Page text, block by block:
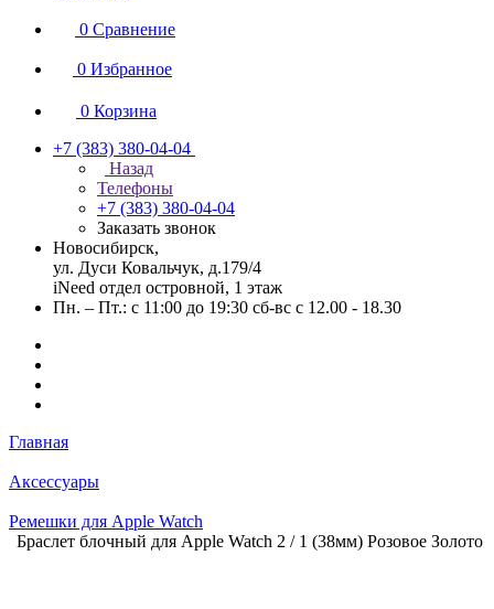
0 Сравнение
0 Избранное
0 Корзина
+7 (383) 380-04-04
Назад
Телефоны
+7 (383) 380-04-04
Заказать звонок
Новосибирск,
ул. Дуси Ковальчук, д.179/4
iNeed отдел островной, 1 этаж
Пн. – Пт.: с 11:00 до 19:30 сб-вс с 12.00 - 18.30
Главная
Аксессуары
Ремешки для Apple Watch
Браслет блочный для Apple Watch 2 / 1 (38мм) Розовое Золото